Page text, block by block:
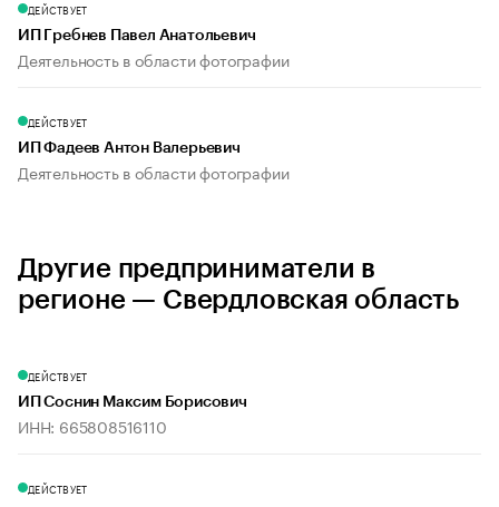
ДЕЙСТВУЕТ
ИП Гребнев Павел Анатольевич
Деятельность в области фотографии
ДЕЙСТВУЕТ
ИП Фадеев Антон Валерьевич
Деятельность в области фотографии
Другие предприниматели в
регионе — Свердловская область
ДЕЙСТВУЕТ
ИП Соснин Максим Борисович
ИНН: 665808516110
ДЕЙСТВУЕТ